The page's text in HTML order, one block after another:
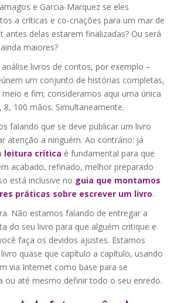
e Garcia-Marquez se eles
a críticas e co-criações para um mar de
antes delas estarem finalizadas? Ou será
maiores?
livros de contos, por exemplo –
um conjunto de histórias completas,
e fim; consideramos aqui uma única
100 mãos. Simultaneamente.
falando que se deve publicar um livro
atenção a ninguém. Ao contrário: já
leitura crítica é fundamental para que
acabado, refinado, melhor preparado
está inclusive no guia que montamos
práticas sobre escrever um livro.
Não estamos falando de entregar a
do seu livro para que alguém critique e
faça os devidos ajustes. Estamos
quase que capítulo a capítulo, usando
via Internet como base para se
ou até mesmo definir todo o seu enredo.